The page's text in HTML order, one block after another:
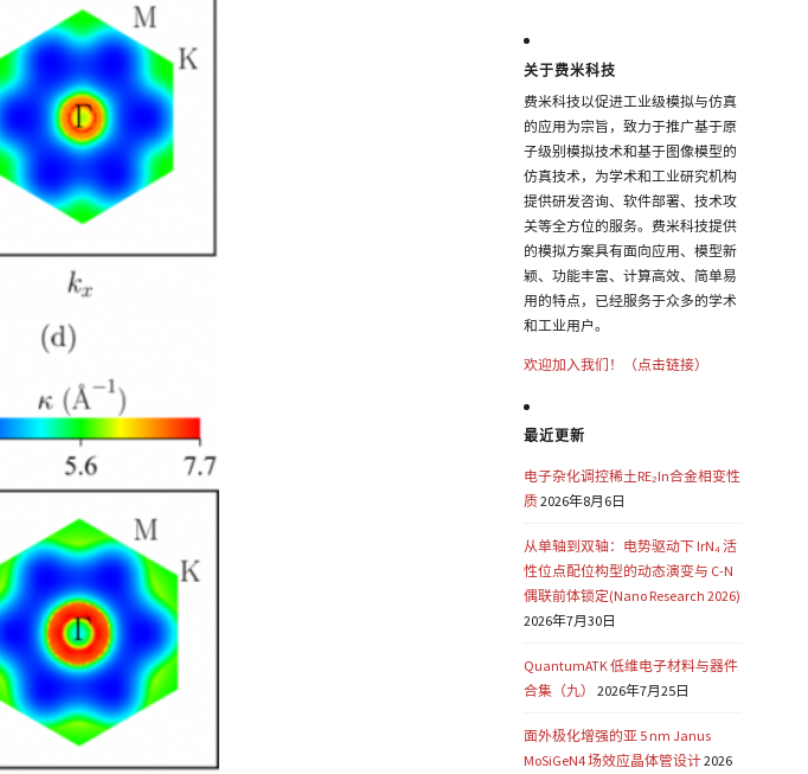
关于费米科技
费米科技以促进工业级模拟与仿真
的应用为宗旨，致力于推广基于原
子级别模拟技术和基于图像模型的
仿真技术，为学术和工业研究机构
提供研发咨询、软件部署、技术攻
关等全方位的服务。费米科技提供
的模拟方案具有面向应用、模型新
颖、功能丰富、计算高效、简单易
用的特点，已经服务于众多的学术
和工业用户。
欢迎加入我们！（点击链接）
最近更新
电子杂化调控稀土RE₂In合金相变性
质2026年8月6日
从单轴到双轴：电势驱动下 IrN₄ 活
性位点配位构型的动态演变与 C-N
偶联前体锁定(Nano Research 2026)
2026年7月30日
QuantumATK 低维电子材料与器件
合集（九）
2026年7月25日
面外极化增强的亚 5 nm Janus
MoSiGeN4 场效应晶体管设计2026